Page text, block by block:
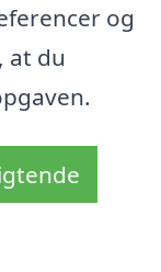
og
at du